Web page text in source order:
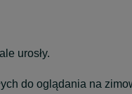
urosły.
do oglądania na